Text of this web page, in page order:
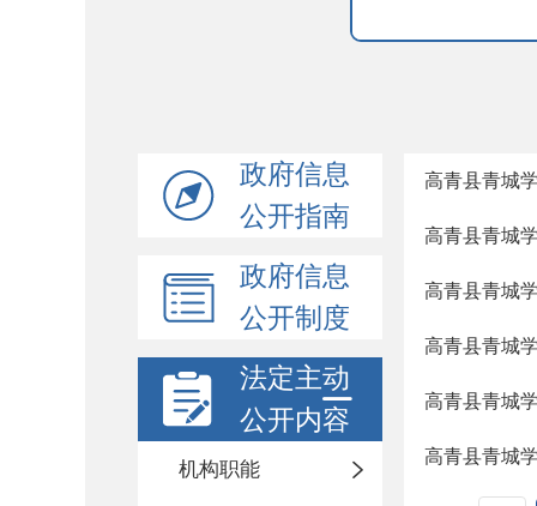
政府信息
公开指南
政府信息
公开制度
法定主动
公开内容
机构职能
高青县青城
高青县青城
高青县青
高青县青
高青县青
高青县青城